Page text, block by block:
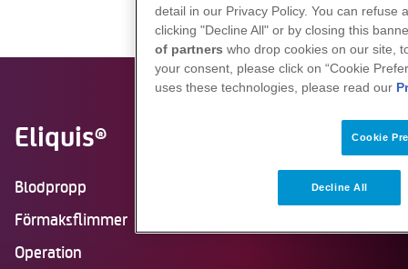
Eliquis®
Blodpropp
Förmaksflimmer
Operation
detail in our Privacy Policy. You can refuse
clicking "Decline All" or by closing this
of partners who drop cookies on our site,
your consent, please click on “Cookie
uses these technologies, please read our
Cookie
Decline All